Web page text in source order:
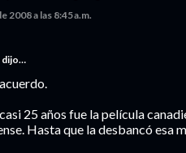
2008 a las 8:45 a.m.
dijo…
25 años fue la película
Hasta que la desbancó esa